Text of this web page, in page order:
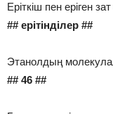
Еріткіш пен еріген
## ерітінділер ##
Этанолдың
## 46 ##